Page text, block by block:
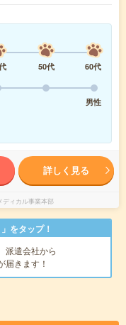
50代
60代
男性
詳しく見る
ィカル事業本部
をタップ！
派遣会社から
届きます！